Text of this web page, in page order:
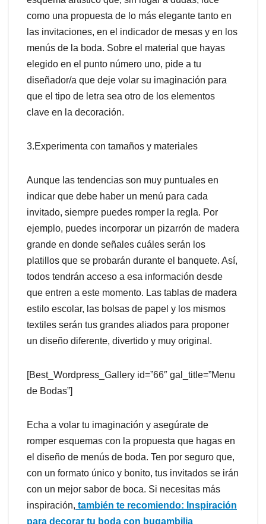
como una propuesta de lo más elegante tanto en
las invitaciones, en el indicador de mesas y en los
menús de la boda. Sobre el material que hayas
elegido en el punto número uno, pide a tu
diseñador/a que deje volar su imaginación para
que el tipo de letra sea otro de los elementos
clave en la decoración.
3.Experimenta con tamaños y materiales
Aunque las tendencias son muy puntuales en
indicar que debe haber un menú para cada
invitado, siempre puedes romper la regla. Por
ejemplo, puedes incorporar un pizarrón de madera
grande en donde señales cuáles serán los
platillos que se probarán durante el banquete. Así,
todos tendrán acceso a esa información desde
que entren a este momento. Las tablas de madera
estilo escolar, las bolsas de papel y los mismos
textiles serán tus grandes aliados para proponer
un diseño diferente, divertido y muy original.
[Best_Wordpress_Gallery id=”66″ gal_title=”Menu
de Bodas”]
Echa a volar tu imaginación y asegúrate de
romper esquemas con la propuesta que hagas en
el diseño de menús de boda. Ten por seguro que,
con un formato único y bonito, tus invitados se irán
con un mejor sabor de boca. Si necesitas más
inspiración, también te recomiendo: Inspiración
para decorar tu boda con bugambilia